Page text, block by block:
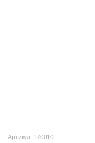
Артикул: 170010